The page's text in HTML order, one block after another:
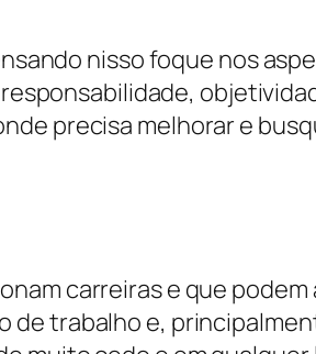
nisso foque nos
precisa melhorar e
carreiras e que
de trabalho e,